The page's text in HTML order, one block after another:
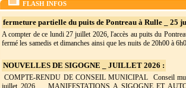
FLASH INFOS
fermeture partielle du puits de Pontreau à Rulle _ 25
A compter de ce lundi 27 juillet 2026, l'accès au puits du
fermé les samedis et dimanches ainsi que les nuits de 20h00 à
NOUVELLES DE SIGOGNE _ JUILLET 2026 :
COMPTE-RENDU DE CONSEIL MUNICIPAL Conseil